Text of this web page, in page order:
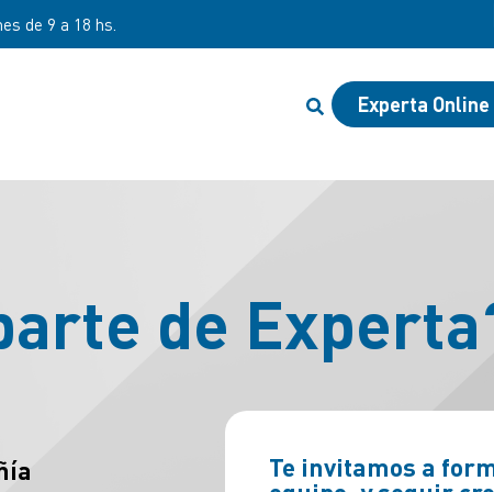
de 9 a 18 hs.
Experta Online
de
Te invitamos a